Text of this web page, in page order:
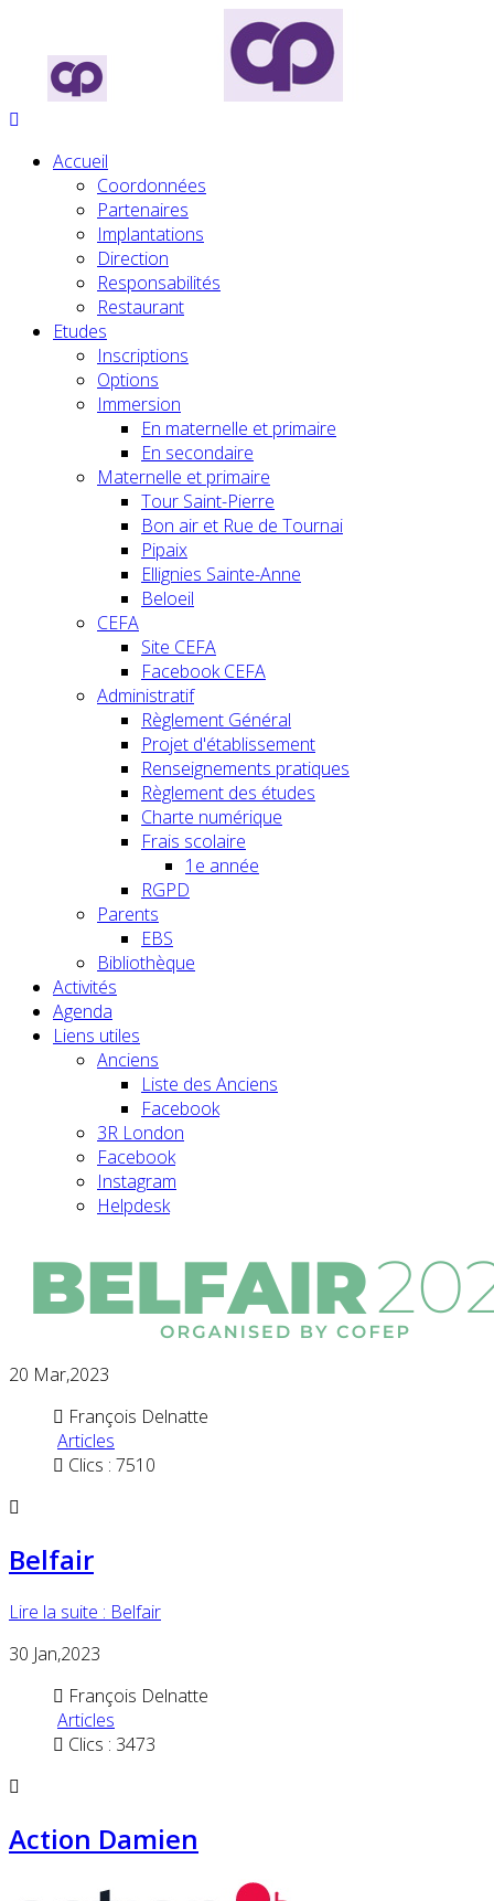
Accueil
Coordonnées
Partenaires
Implantations
Direction
Responsabilités
Restaurant
Etudes
Inscriptions
Options
Immersion
En maternelle et primaire
En secondaire
Maternelle et primaire
Tour Saint-Pierre
Bon air et Rue de Tournai
Pipaix
Ellignies Sainte-Anne
Beloeil
CEFA
Site CEFA
Facebook CEFA
Administratif
Règlement Général
Projet d'établissement
Renseignements pratiques
Règlement des études
Charte numérique
Frais scolaire
1e année
RGPD
Parents
EBS
Bibliothèque
Activités
Agenda
Liens utiles
Anciens
Liste des Anciens
Facebook
3R London
Facebook
Instagram
Helpdesk
20 Mar,2023
François Delnatte
Articles
Clics : 7510
Belfair
Lire la suite : Belfair
30 Jan,2023
François Delnatte
Articles
Clics : 3473
Action Damien